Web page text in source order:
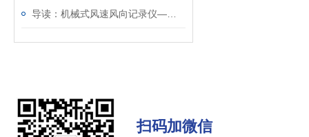
扫码加微信